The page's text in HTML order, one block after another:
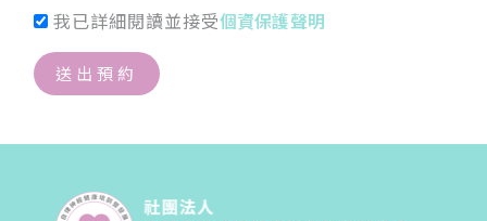
我已詳細閱讀並接受個資保護聲明
送出預約